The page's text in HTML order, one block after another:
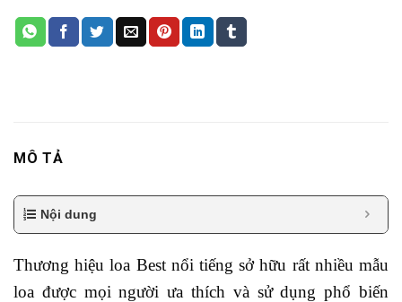
MÔ TẢ
Nội dung
Thương hiệu loa Best nổi tiếng sở hữu rất nhiều mẫu
loa được mọi người ưa thích và sử dụng phổ biến